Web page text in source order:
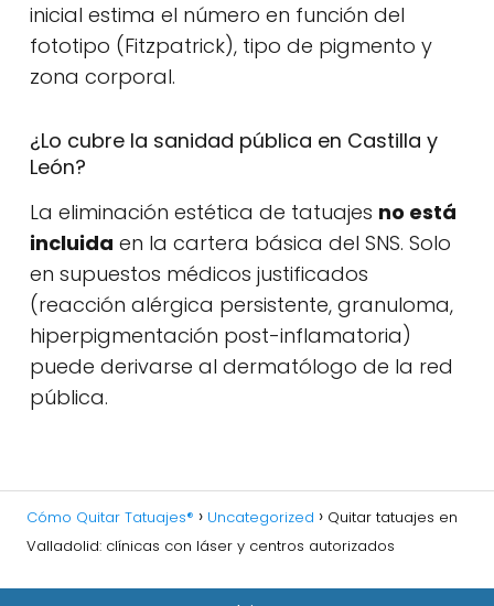
inicial estima el número en función del
fototipo (Fitzpatrick), tipo de pigmento y
zona corporal.
¿Lo cubre la sanidad pública en Castilla y
León?
La eliminación estética de tatuajes no está
incluida en la cartera básica del SNS. Solo
en supuestos médicos justificados
(reacción alérgica persistente, granuloma,
hiperpigmentación post-inflamatoria)
puede derivarse al dermatólogo de la red
pública.
Cómo Quitar Tatuajes® Uncategorized
Quitar tatuajes en
Valladolid: clínicas con láser y centros autorizados